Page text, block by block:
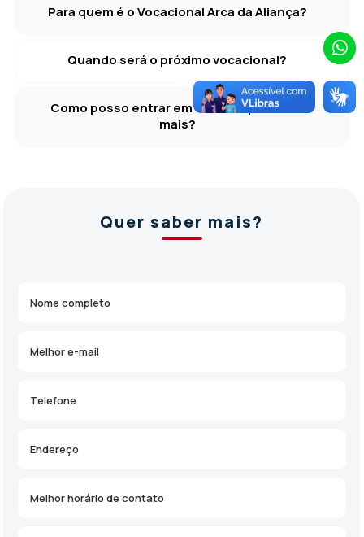
Para quem é o Vocacional Arca da Aliança?
Quando será o próximo vocacional?
Como posso entrar em contato para saber
mais?
Quer saber mais?